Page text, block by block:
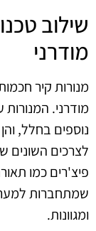
שילוב
מודרני
מנורות קיר
מודרני.
נוספים בחלל,
לצרכים השונים
שמתחברות
ומגוונות.